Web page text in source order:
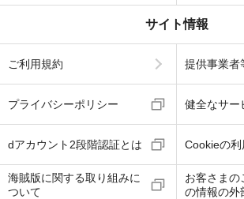
サイト情報
ご利用規約 提供事業者
プライバシーポリシー 健全なサー
dアカウント2段階認証とは Cookieの
海賊版に関する取り組みに
ついて
お客さまの
の情報の外